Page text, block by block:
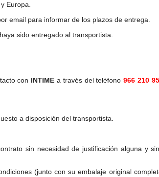
Europa.
email para informar de los plazos de entrega.
sido entregado al transportista.
con INTIME a través del teléfono966 210
a disposición del transportista.
sin necesidad de justificación alguna y
(junto con su embalaje original